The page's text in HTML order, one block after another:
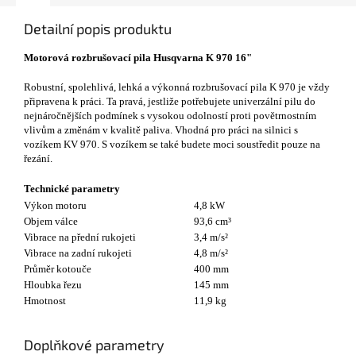
Detailní popis produktu
Motorová rozbrušovací pila Husqvarna K 970 16"
Robustní, spolehlivá, lehká a výkonná rozbrušovací pila K 970 je vždy
připravena k práci. Ta pravá, jestliže potřebujete univerzální pilu do
nejnáročnějších podmínek s vysokou odolností proti povětrnostním
vlivům a změnám v kvalitě paliva. Vhodná pro práci na silnici s
vozíkem KV 970. S vozíkem se také budete moci soustředit pouze na
řezání.
Technické parametry
Výkon motoru
4,8 kW
Objem válce
93,6 cm³
Vibrace na přední rukojeti
3,4 m/s²
Vibrace na zadní rukojeti
4,8 m/s²
Průměr kotouče
400 mm
Hloubka řezu
145 mm
Hmotnost
11,9 kg
Doplňkové parametry